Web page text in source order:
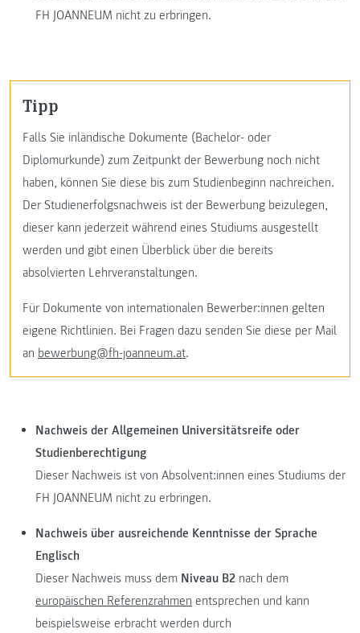
FH JOANNEUM nicht zu erbringen.
Tipp
Falls Sie inländische Dokumente (Bachelor- oder
Diplomurkunde) zum Zeitpunkt der Bewerbung noch nicht
haben, können Sie diese bis zum Studienbeginn nachreichen.
Der Studienerfolgsnachweis ist der Bewerbung beizulegen,
dieser kann jederzeit während eines Studiums ausgestellt
werden und gibt einen Überblick über die bereits
absolvierten Lehrveranstaltungen.
Für Dokumente von internationalen Bewerber:innen gelten
eigene Richtlinien. Bei Fragen dazu senden Sie diese per Mail
an bewerbung@fh-joanneum.at.
Nachweis der Allgemeinen Universitätsreife oder
Studienberechtigung
Dieser Nachweis ist von Absolvent:innen eines Studiums der
FH JOANNEUM nicht zu erbringen.
Nachweis über ausreichende Kenntnisse der Sprache
Englisch
Dieser Nachweis muss dem Niveau B2 nach dem
europäischen Referenzrahmen entsprechen und kann
beispielsweise erbracht werden durch